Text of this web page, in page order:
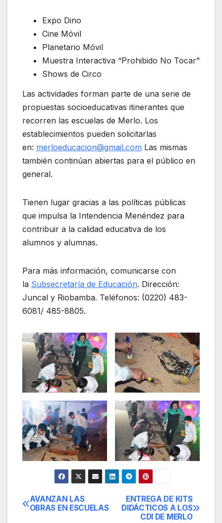
Expo Dino
Cine Móvil
Planetario Móvil
Muestra Interactiva “Prohibido No Tocar”
Shows de Circo
Las actividades forman parte de una serie de
propuestas socioeducativas itinerantes que
recorren las escuelas de Merlo. Los
establecimientos pueden solicitarlas
en: merloeducacion@gmail.com Las mismas
también continúan abiertas para el público en
general.
Tienen lugar gracias a las políticas públicas
que impulsa la Intendencia Menéndez para
contribuir a la calidad educativa de los
alumnos y alumnas.
Para más información, comunicarse con
la Subsecretaría de Educación. Dirección:
Juncal y Riobamba. Teléfonos: (0220) 483-
6081/ 485-8805.
Navegación
ENTREGA DE KITS
DIDÁCTICOS A LOS
CDI DE MERLO
AVANZAN LAS
OBRAS EN ESCUELAS